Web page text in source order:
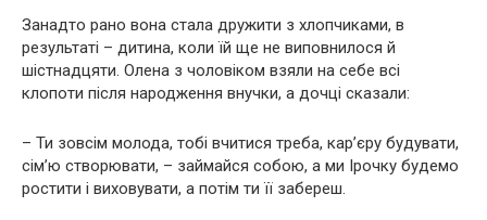
Занадто рано вона стала дружити з хлопчиками, в
результаті – дитина, коли їй ще не виповнилося й
шістнадцяти. Олена з чоловіком взяли на себе всі
клопоти після народження внучки, а дочці сказали:
– Ти зовсім молода, тобі вчитися треба, кар’єру будувати,
сім’ю створювати, – займайся собою, а ми Ірочку будемо
ростити і виховувати, а потім ти її забереш.